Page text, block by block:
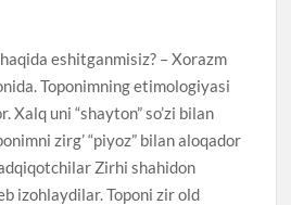
eshitganmisiz? – Xorazm
Toponimning etimologiyasi
uni “shayton” so’zi bilan
zirg’ “piyoz” bilan aloqador
Zirhi shahidon
izohlaydilar. Toponi zir old